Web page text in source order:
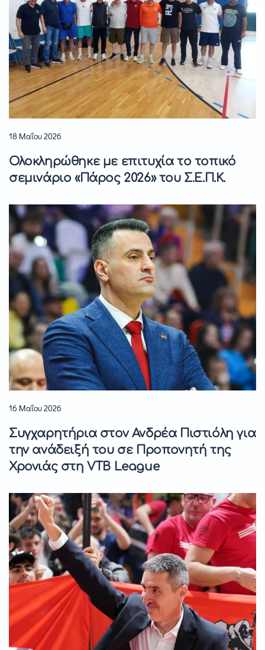
18 Μαΐου 2026
Ολοκληρώθηκε με επιτυχία το τοπικό
σεμινάριο «Πάρος 2026» του Σ.Ε.Π.Κ.
16 Μαΐου 2026
Συγχαρητήρια στον Ανδρέα Πιστιόλη για
την ανάδειξή του σε Προπονητή της
Χρονιάς στη VTB League